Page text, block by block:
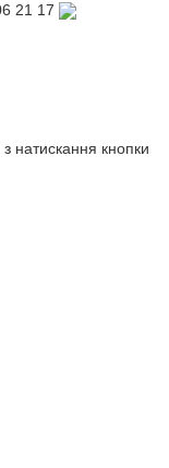
21 17
натискання кнопки